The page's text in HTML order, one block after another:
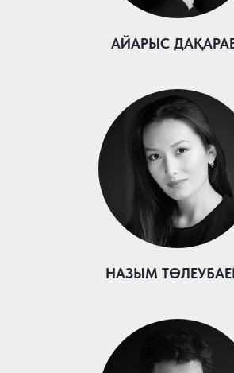
АЙАРЫС
НАЗЫМ